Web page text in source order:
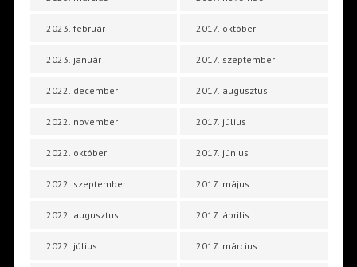
2023. február
2023. január
2022. december
2022. november
2022. október
2022. szeptember
2022. augusztus
2022. július
2017. október
2017. szeptember
2017. augusztus
2017. július
2017. június
2017. május
2017. április
2017. március